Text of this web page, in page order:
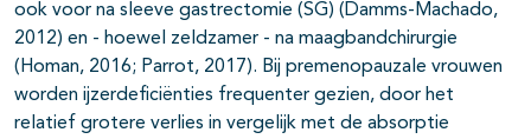
ook voor na sleeve gastrectomie (SG) (Damms-Machado,
2012) en - hoewel zeldzamer - na maagbandchirurgie
(Homan, 2016; Parrot, 2017). Bij premenopauzale vrouwen
worden ijzerdeficiënties frequenter gezien, door het
relatief grotere verlies in vergelijk met de absorptie